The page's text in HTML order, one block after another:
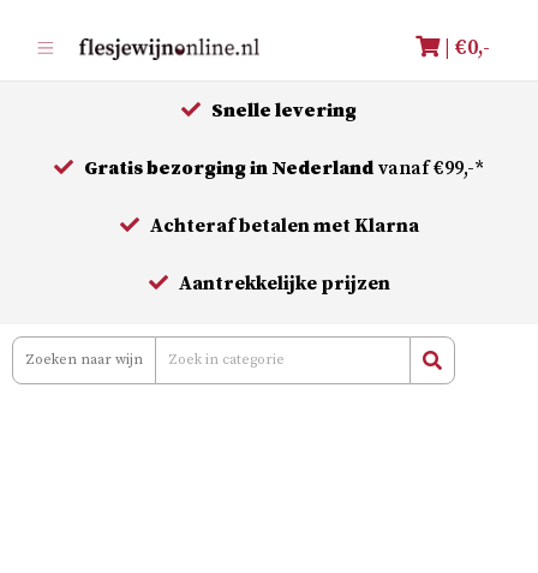
naar
de
| €0,-
Snelle levering
Gratis bezorging in Nederland vanaf €99,-*
Achteraf betalen met Klarna
Aantrekkelijke prijzen